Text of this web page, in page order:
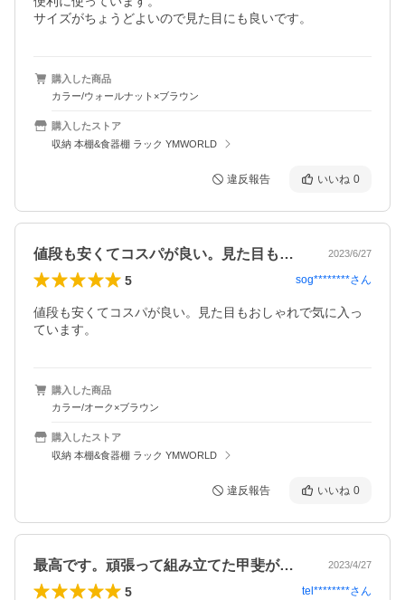
サイズがちょうどよいので見た目にも良いです。
購入した商品
カラー/ウォールナット×ブラウン
購入したストア
収納 本棚&食器棚 ラック YMWORLD
違反報告 いいね 0
値段も安くてコスパが良い。見た目もおし… 2023/6/27
5 sog********さん
値段も安くてコスパが良い。見た目もおしゃれで気に入っ
ています。
購入した商品
カラー/オーク×ブラウン
購入したストア
収納 本棚&食器棚 ラック YMWORLD
違反報告 いいね 0
最高です。頑張って組み立てた甲斐があり… 2023/4/27
5 tel********さん